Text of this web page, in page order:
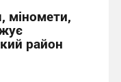
міномети,
район